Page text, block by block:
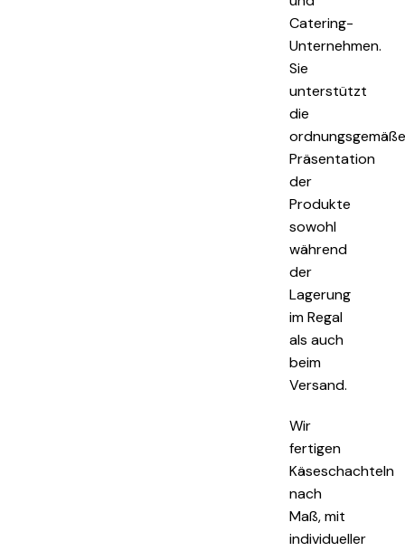
Catering-
Unternehmen.
Sie
unterstützt
die
Präsentation
der
Produkte
sowohl
während
der
Lagerung
im Regal
als auch
beim
Versand.
Wir
fertigen
Käseschachteln
nach
Maß, mit
individueller